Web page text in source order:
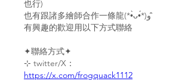
也行)
也有跟諸多繪師合作一條龍(*•̀ᴗ•́*)و ̑̑
有興趣的歡迎用以下方式聯絡
✦聯絡方式✦
⊹ twitter/X：
https://x.com/frogquack1112